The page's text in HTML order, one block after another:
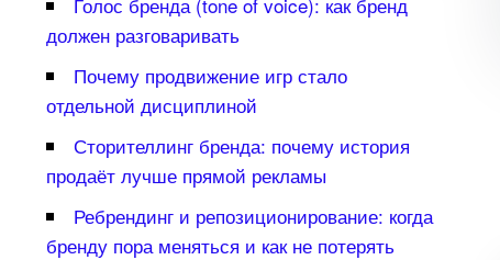
должен разговаривать
Почему продвижение игр стало
отдельной дисциплиной
Сторителлинг бренда: почему история
продаёт лучше прямой рекламы
Ребрендинг и репозиционирование: когда
ренду пора меняться и как не потерять